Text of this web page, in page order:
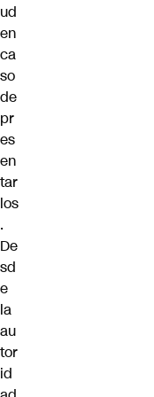
ud
en
ca
so
de
pr
es
en
tar
los
.
De
sd
e
la
au
tor
id